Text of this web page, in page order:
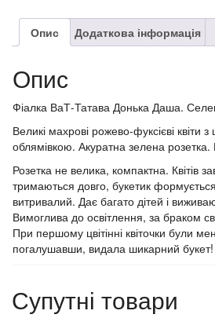
Опис Додаткова інформація
Опис
Фіалка ВаТ-Татава Донька Даша.
Великі махрові рожево-фуксієві квіти
облямівкою. Акуратна зелена розетка.
Розетка не велика, компактна. Квітів
тримаються довго, букетик
витривалий. Дає багато дітей і
Вимоглива до освітлення, за браком
При першому цвітінні квіточки були
погалушавши, видала шикарний букет!
Супутні товари